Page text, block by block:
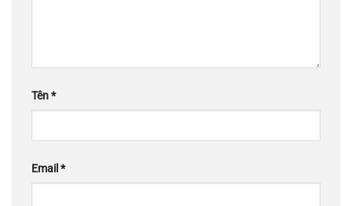
Tên*
Email *